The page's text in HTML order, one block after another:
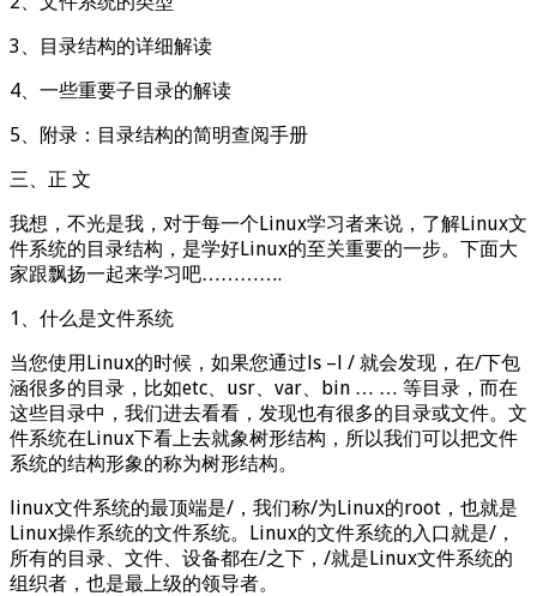
3、目录结构的详细解读
4、一些重要子目录的解读
5、附录：目录结构的简明查阅手册
三、正 文
我想，不光是我，对于每一个Linux学习者来说，了解Linux文
件系统的目录结构，是学好Linux的至关重要的一步。下面大
家跟飘扬一起来学习吧………….
1、什么是文件系统
当您使用Linux的时候，如果您通过ls –l / 就会发现，在/下包
涵很多的目录，比如etc、usr、var、bin … … 等目录，而在
这些目录中，我们进去看看，发现也有很多的目录或文件。文
件系统在Linux下看上去就象树形结构，所以我们可以把文件
系统的结构形象的称为树形结构。
linux文件系统的最顶端是/，我们称/为Linux的root，也就是
Linux操作系统的文件系统。Linux的文件系统的入口就是/，
所有的目录、文件、设备都在/之下，/就是Linux文件系统的
组织者，也是最上级的领导者。